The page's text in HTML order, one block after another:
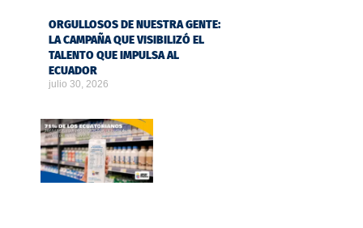
ORGULLOSOS DE NUESTRA GENTE:
LA CAMPAÑA QUE VISIBILIZÓ EL
TALENTO QUE IMPULSA AL
ECUADOR
julio 30, 2026